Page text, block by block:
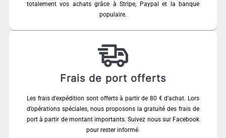
totalement vos achats grâce à Stripe, Paypal et la banque
populaire.
Frais de port offerts
Les frais d’expédition sont offerts à partir de 80 € d’achat. Lors
d’opérations spéciales, nous proposons la gratuité des frais de
port à partir de montant importants. Suivez nous sur Facebook
pour rester informé.